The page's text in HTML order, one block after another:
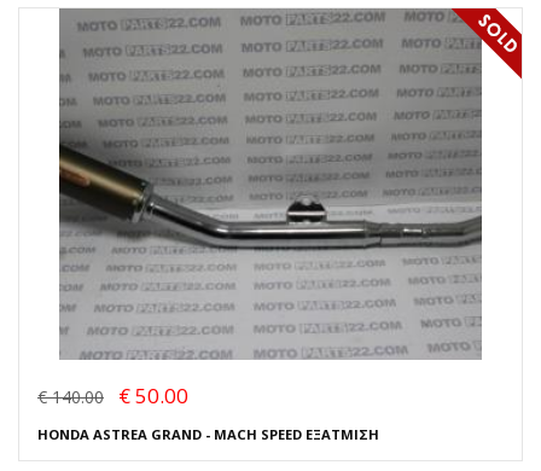
€ 140.00 € 50.00
HONDA ASTREA GRAND - MACH SPEED ΕΞΑΤΜΙΣΗ